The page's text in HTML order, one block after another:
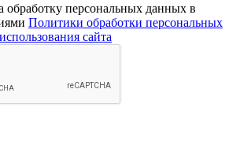
обработку персональных данных в
Политики обработки персональных
сайта